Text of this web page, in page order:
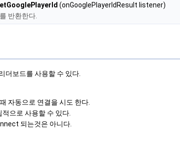
(onGooglePlayerIdResult listener)
반환한다.
더보드를 사용할 수 있다.
자동으로 연결을 시도 한다.
으로 사용할 수 있다.
되는것은 아니다.